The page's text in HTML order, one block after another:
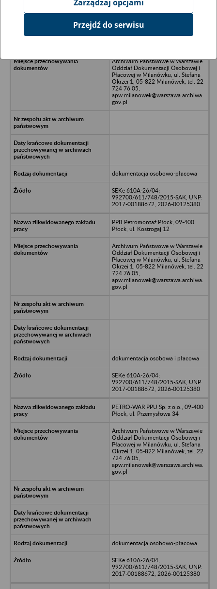
Ukryj wszystkie pozycje bazy
PROM Sp. z o.o., 09-400 Płock, ul.
Archiwum Państwowe w Warszawie
Oddział Dokumentacji Osobowej i
Płacowej w Milanówku, ul. Stefana
Okrzei 1, 05-822 Milanówek, tel. 22
724 76 05,
apw.milanowek@warszawa.archiwa.
gov.pl
dokumentacja osobowo-płacowa
SEKe 610A-26/04;
992700/611/748/2015-SAK, UNP:
2017-00188672, 2026-00125380
PPB Petromontaż Płock, 09-400
Płock, ul. Kostrogaj 12
Archiwum Państwowe w Warszawie
Oddział Dokumentacji Osobowej i
Płacowej w Milanówku, ul. Stefana
Okrzei 1, 05-822 Milanówek, tel. 22
724 76 05,
apw.milanowek@warszawa.archiwa.
gov.pl
dokumentacja osobowa i płacowa
SEKe 610A-26/04;
992700/611/748/2015-SAK, UNP:
2017-00188672, 2026-00125380
PETRO-WAR PPU Sp. z o.o., 09-400
Płock, ul. Przemysłowa 34
Archiwum Państwowe w Warszawie
Oddział Dokumentacji Osobowej i
Płacowej w Milanówku, ul. Stefana
Okrzei 1, 05-822 Milanówek, tel. 22
724 76 05,
apw.milanowek@warszawa.archiwa.
gov.pl
dokumentacja osobowo-płacowa
SEKe 610A-26/04;
992700/611/748/2015-SAK, UNP:
2017-00188672, 2026-00125380
Zarządzaj opcjami
Przejdź do serwisu